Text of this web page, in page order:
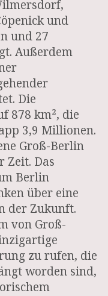
und
und 27
Außerdem
Die
878 km², die
3,9 Millionen.
Groß-Berlin
Zeit. Das
Berlin
über eine
der Zukunft.
von Groß-
zu rufen, die
worden sind,